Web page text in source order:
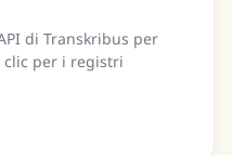
di Transkribus per
per i registri